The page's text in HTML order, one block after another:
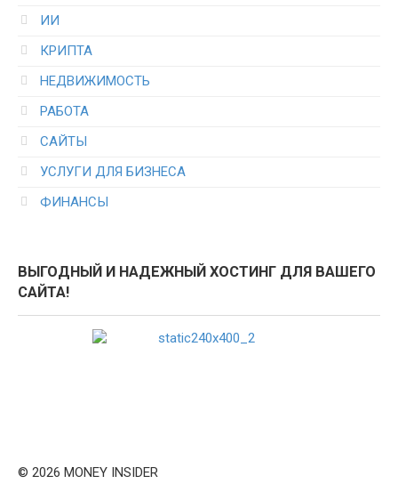
ИИ
КРИПТА
НЕДВИЖИМОСТЬ
РАБОТА
САЙТЫ
УСЛУГИ ДЛЯ БИЗНЕСА
ФИНАНСЫ
ВЫГОДНЫЙ И НАДЕЖНЫЙ ХОСТИНГ ДЛЯ ВАШЕГО
САЙТА!
© 2026 MONEY INSIDER